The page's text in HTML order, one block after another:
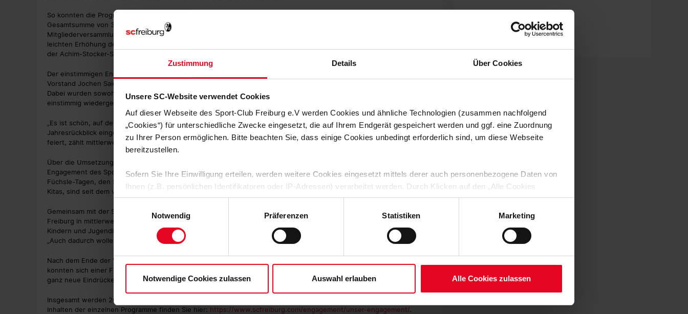
Zustimmung Details Über Cookies
Unsere SC-Website verwendet Cookies
Auf dieser Webseite des Sport-Club Freiburg e.V werden Cookies und ähnliche Technologien (zusammen nachfolgend
„Cookies“) für unterschiedliche Zwecke eingesetzt, die auf Ihrem Endgerät gespeichert werden und ggf. eine Zuordnung
zu Ihrer Person ermöglichen. Bitte beachten Sie, dass einige Cookies unbedingt erforderlich sind, um diese Webseite
bereitzustellen.
Sofern Sie Ihre Einwilligung erteilen, werden weitere Cookies eingesetzt mittels derer auch personenbezogene Daten von
Ihnen (z.B. persönlichen Identifikatoren oder IP-Adressen) verarbeitet werden. Durch Klicken auf den „Alle Cookies
zulassen“-Button stimmen Sie der Speicherung aller aufgeführten Cookies und der entsprechenden Verarbeitung Ihrer
personenbezogenen Daten für die unten jeweils angegebene Zwecke gem. § 25 Abs. 1 TDDDG, Art. 6 Abs. 1 lit. a DSGVO
Soweit Sie „Notwendige Cookies“ auswählen, werden nur unbedingt erforderliche Cookies eingesetzt. Ihre etwaig erteilten
Notwendig
Präferenzen Statistiken Marketing
Notwendige Cookies zulassen Auswahl erlauben Alle Cookies zulassen
So konnten die Programme und Arbeitsbereiche 2021 zusammen mit der Achim-Stocker-Stiftung mit einer
Gesamtsumme von 300.000 Euro unterstützt werden. Beschlossen wurden auf der diesjährigen
Mitgliederversammlung die Fördermittel für das Jahr 2022 und zugleich auch für das kommende Jahr 2023. Mit einer
leichten Erhöhung der Fördergelder sowohl von Seiten des Fördervereins Freiburger Fußballschule als auch von Seiten
der Achim-Stocker-Stiftung beträgt die gemeinsame Fördersumme nun für beide Jahre jeweils 310.000 Euro.
Der einstimmigen Entlastung des dreiköpfigen Vorstands des Fördervereins, dem als Schriftführer außerdem SC-
Vorstand Jochen Saier angehört, folgte die satzungsgemäße Neuwahl des Vorstands für die kommenden drei Jahre.
Dabei wurden sowohl Udo Lay als auch Dr. Heinrich Breit und Jochen Saier von den anwesenden Mitgliedern
einstimmig wiedergewählt. Darüber hinaus wurde Andreas Hubert einstimmig als Kassenprüfer wiedergewählt.
„Es ist schön, auf der Mitgliederversammlung so viele Gesichter wie noch nie zu sehen“, hatte Saier seinen
Jahresrückblick eingeleitet. Der Förderverein Freiburger Fußballschule, der in zwei Jahren sein 20-jähriges Jubiläum
feiert, zählt mittlerweile 1.726 Mitglieder (Stand: 31. Dezember 2021) – 24 mehr als noch ein Jahr zuvor.
Über die Umsetzung der Fördermaßnahmen 2021 informierte Niklas Ziegler aus der Abteilung Gesellschaftliches
Engagement des Sport-Club. Ein inhaltlicher Schwerpunkt neben schon länger bestehenden Angeboten wie den
Füchsle-Tagen, den Schul-AGs Füchsle-Ballschule und Funino-AG oder der Mini-Ballschule in verschiedenen Freiburger
Kitas, sind seit dem vergangenen Jahr die „Sport-Quartiere“.
Gemeinsam mit der Stadt Freiburg, der step stiftung, der beruf leben akademie und den Eisvögeln Freiburg hat der SC
Freiburg in mittlerweile sechs Stadtteilen „Sport-Quartiere“ ins Leben gerufen. Dort werden Strukturen geschaffen, um
Kindern und Jugendlichen einen besseren Zugang zu sportlicher Betätigung und zum Vereinssport zu ermöglichen.
„Auch dadurch wollen wir unserem Motto ‚SC Freiburg – mehr als Fußball’ gerecht werden“, betonte Ziegler.
Nach dem Ende der Versammlung ging es diesmal noch in die Verlängerung: Alle anwesenden Fördervereins-Mitglieder
konnten sich einer Führung durch das Europa-Park Stadion anschließen – und dabei sicher auch als SC-Fans einige
ganz neue Eindrücke gewinnen.
Insgesamt werden 2022 elf verschiedene Arbeitsbereiche und Programme gefördert. Nähere Informationen zu den
Inhalten der einzelnen Programme finden Sie hier: https://www.scfreiburg.com/engagement/unser-engagement/.